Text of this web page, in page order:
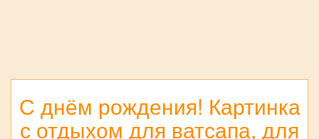
С днём рождения! Картинка
с отдыхом для ватсапа, для